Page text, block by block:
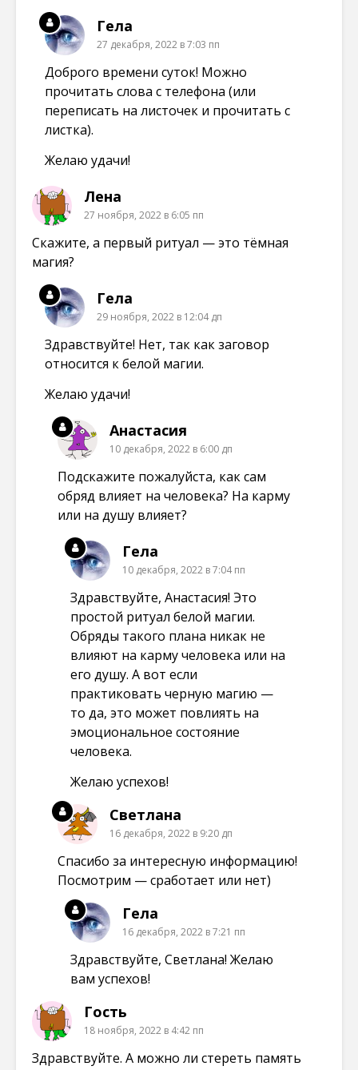
Гела
27 декабря, 2022 в 7:03 пп
Доброго времени суток! Можно
прочитать слова с телефона (или
переписать на листочек и прочитать с
листка).
Желаю удачи!
Лена
27 ноября, 2022 в 6:05 пп
Скажите, а первый ритуал — это тёмная
магия?
Гела
29 ноября, 2022 в 12:04 дп
Здравствуйте! Нет, так как заговор
относится к белой магии.
Желаю удачи!
Анастасия
10 декабря, 2022 в 6:00 дп
Подскажите пожалуйста, как сам
обряд влияет на человека? На карму
или на душу влияет?
Гела
10 декабря, 2022 в 7:04 пп
Здравствуйте, Анастасия! Это
простой ритуал белой магии.
Обряды такого плана никак не
влияют на карму человека или на
его душу. А вот если
практиковать черную магию —
то да, это может повлиять на
эмоциональное состояние
человека.
Желаю успехов!
Светлана
16 декабря, 2022 в 9:20 дп
Спасибо за интересную информацию!
Посмотрим — сработает или нет)
Гела
16 декабря, 2022 в 7:21 пп
Здравствуйте, Светлана! Желаю
вам успехов!
Гость
18 ноября, 2022 в 4:42 пп
Здравствуйте. А можно ли стереть память